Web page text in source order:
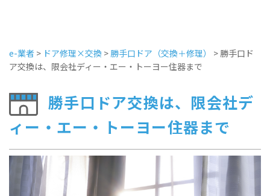
e-業者 > ドア修理×交換 > 勝手口ドア（交換＋修理） > 勝手口ド
ア交換は、限会社ディー・エー・トーヨー住器まで
勝手口ドア交換は、限会社デ
ィー・エー・トーヨー住器まで